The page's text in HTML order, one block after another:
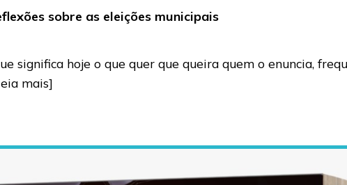
sobre as eleições municipais
significa hoje o que quer que queira quem o enuncia,
mais]